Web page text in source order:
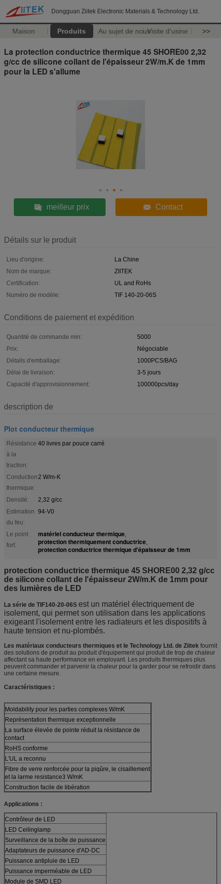
Dongguan Ziitek Electronic Materials & Technology Ltd.
Maison Produits Au sujet de nousVisite d'usine >>
La protection conductrice thermique 45 SHORE00 2,32
g/cc de silicone collant de l'épaisseur 2W/m.K de 1mm
pour la LED s'allume
meilleur prix Contact
Détails sur le produit
Lieu d'origine:
La Chine
Nom de marque:
ZIITEK
Certification:
UL and RoHs
Numéro de modèle:
TIF 140-20-06S
Conditions de paiement et expédition
Quantité de commande min:
5000
Prix:
Négociable
Détails d'emballage:
1000PCS/BAG
Délai de livraison:
3-5 jours
Capacité d'approvisionnement:
100000pcs/day
description de
Plot conducteur thermique
Résistance
à la
traction:
40 livres par pouce carré
Conduction
thermique:
2 W/m-K
Densité:
2,32 g/cc
Estimation
du feu:
94-V0
Le point
fort:
matériel conducteur thermique,
protection thermiquement conductrice,
protection conductrice thermique d'épaisseur de 1mm
protection conductrice thermique 45 SHORE00 2,32 g/cc
de silicone collant de l'épaisseur 2W/m.K de 1mm pour
des lumières de LED
La série de TIF140-20-06S est un matériel électriquement de
isolement, qui permet son utilisation dans les applications
exigeant l'isolement entre les radiateurs et les dispositifs à
haute tension et nu-plombés.
Les matériaux conducteurs thermiques et le Technology Ltd. de Ziitek fournit
des solutions de produit au produit d'équipement qui produit de trop de chaleur
affectant sa haute performance en employant. Les produits thermiques plus
peuvent commander et parvenir la chaleur pour la garder pour se refroidir dans
une certaine mesure.
Caractéristiques :
Moldability pour les parties complexes W/mK
Représentation thermique exceptionnelle
La surface élevée de pointe réduit la résistance de
contact
RoHS conforme
L'UL a reconnu
Fibre de verre renforcée pour la piqûre, le cisaillement
et la larme resistance3 W/mK
Construction facile de libération
Applications :
Contrôleur de LED
LED Ceilinglamp
Surveillance de la boîte de puissance
Adaptateurs de puissance d'AD-DC
Puissance antipluie de LED
Puissance imperméable de LED
Module de SMD LED